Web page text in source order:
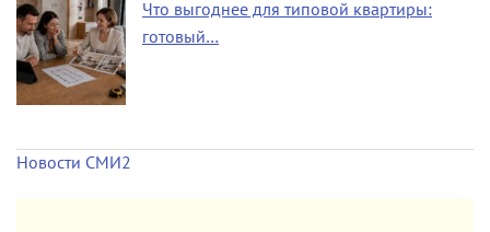
Что выгоднее для типовой квартиры:
готовый…
Новости СМИ2